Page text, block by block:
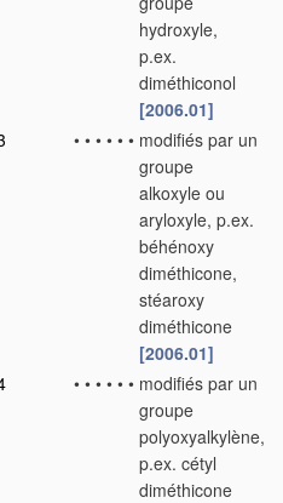
hydroxyle,
p.ex.
diméthiconol
[2006.01]
• • • • • • modifiés par un
groupe
alkoxyle ou
aryloxyle, p.ex.
béhénoxy
diméthicone,
stéaroxy
diméthicone
[2006.01]
• • • • • • modifiés par un
groupe
polyoxyalkylène,
p.ex. cétyl
diméthicone